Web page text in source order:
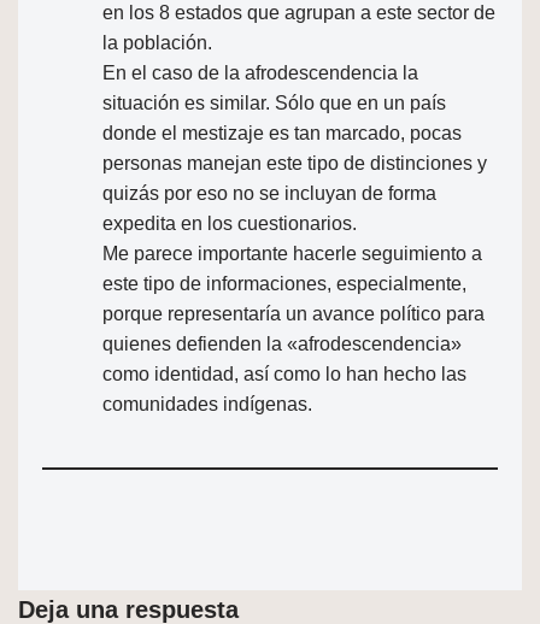
en los 8 estados que agrupan a este sector de
la población.
En el caso de la afrodescendencia la
situación es similar. Sólo que en un país
donde el mestizaje es tan marcado, pocas
personas manejan este tipo de distinciones y
quizás por eso no se incluyan de forma
expedita en los cuestionarios.
Me parece importante hacerle seguimiento a
este tipo de informaciones, especialmente,
porque representaría un avance político para
quienes defienden la «afrodescendencia»
como identidad, así como lo han hecho las
comunidades indígenas.
Deja una respuesta